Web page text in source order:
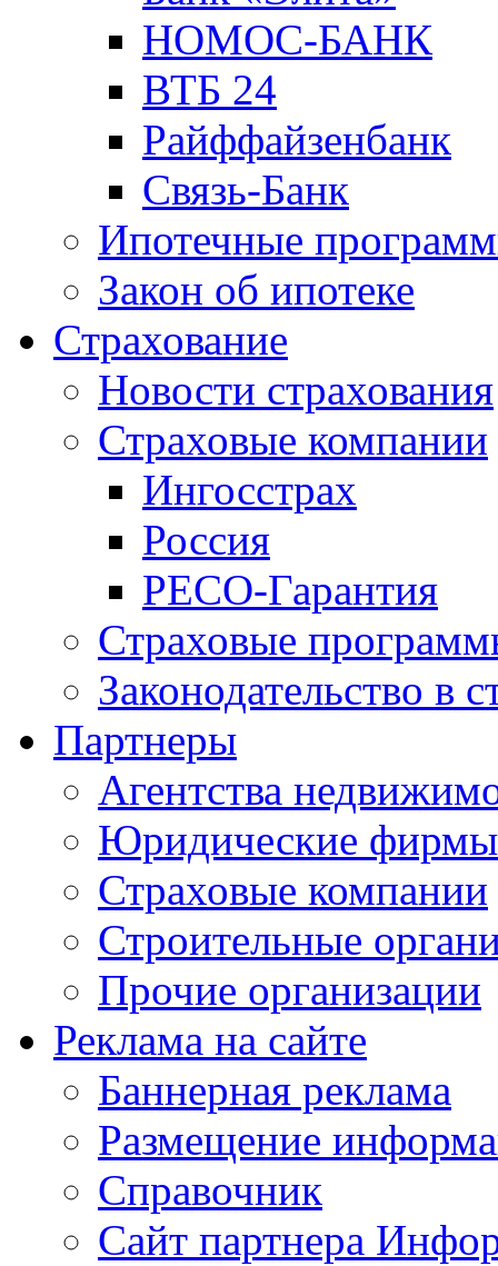
НОМОС-БАНК
ВТБ 24
Райффайзенбанк
Связь-Банк
Ипотечные
Закон об ипотеке
Страхование
Новости страхования
Страховые компании
Ингосстрах
Россия
РЕСО-Гарантия
Страховые
Законодательство в
Партнеры
Агентства
Юридические фирмы
Страховые компании
Строительные
Прочие организации
Реклама на сайте
Баннерная реклама
Размещение
Справочник
Сайт партнера